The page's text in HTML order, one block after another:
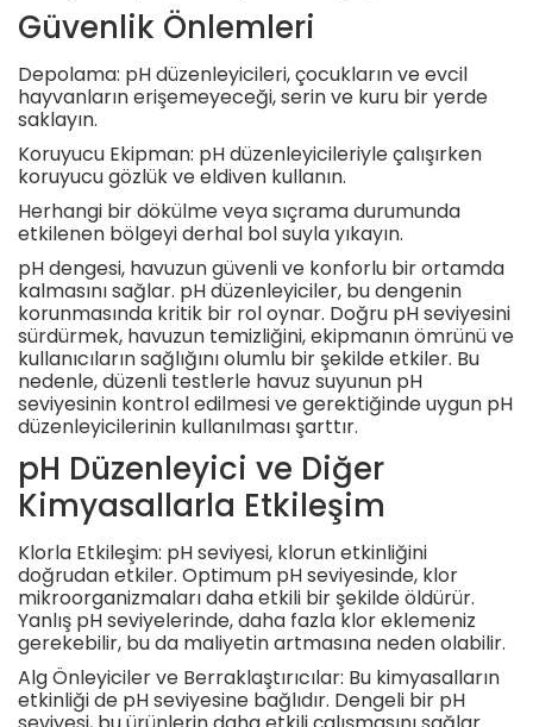
Güvenlik Önlemleri
Depolama: pH düzenleyicileri, çocukların ve evcil
hayvanların erişemeyeceği, serin ve kuru bir yerde
saklayın.
Koruyucu Ekipman: pH düzenleyicileriyle çalışırken
koruyucu gözlük ve eldiven kullanın.
Herhangi bir dökülme veya sıçrama durumunda
etkilenen bölgeyi derhal bol suyla yıkayın.
pH dengesi, havuzun güvenli ve konforlu bir ortamda
kalmasını sağlar. pH düzenleyiciler, bu dengenin
korunmasında kritik bir rol oynar. Doğru pH seviyesini
sürdürmek, havuzun temizliğini, ekipmanın ömrünü ve
kullanıcıların sağlığını olumlu bir şekilde etkiler. Bu
nedenle, düzenli testlerle havuz suyunun pH
seviyesinin kontrol edilmesi ve gerektiğinde uygun pH
düzenleyicilerinin kullanılması şarttır.
pH Düzenleyici ve Diğer
Kimyasallarla Etkileşim
Klorla Etkileşim: pH seviyesi, klorun etkinliğini
doğrudan etkiler. Optimum pH seviyesinde, klor
mikroorganizmaları daha etkili bir şekilde öldürür.
Yanlış pH seviyelerinde, daha fazla klor eklemeniz
gerekebilir, bu da maliyetin artmasına neden olabilir.
Alg Önleyiciler ve Berraklaştırıcılar: Bu kimyasalların
etkinliği de pH seviyesine bağlıdır. Dengeli bir pH